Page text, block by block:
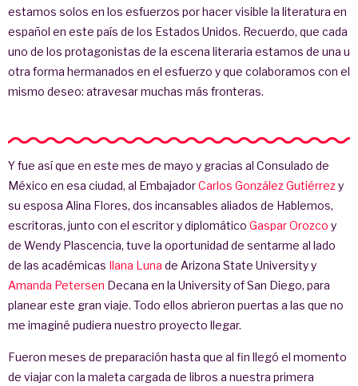
estamos solos en los esfuerzos por hacer visible la literatura en
español en este país de los Estados Unidos. Recuerdo, que cada
uno de los protagonistas de la escena literaria estamos de una u
otra forma hermanados en el esfuerzo y que colaboramos con el
mismo deseo: atravesar muchas más fronteras.
Y fue así que en este mes de mayo y gracias al Consulado de
México en esa ciudad, al EmbajadorCarlos González Gutiérrezy
su esposa Alina Flores, dos incansables aliados de Hablemos,
escritoras, junto con el escritor y diplomático Gaspar Orozco y
de Wendy Plascencia, tuve la oportunidad de sentarme al lado
de las académicas Ilana Luna de Arizona State University y
Amanda Petersen Decana en la University of San Diego, para
planear este gran viaje. Todo ellos abrieron puertas a las que no
me imaginé pudiera nuestro proyecto llegar.
Fueron meses de preparación hasta que al fin llegó el momento
de viajar con la maleta cargada de libros a nuestra primera